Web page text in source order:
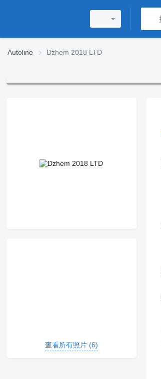
Autoline Dzhem 2018 LTD
查看所有照片 (6)